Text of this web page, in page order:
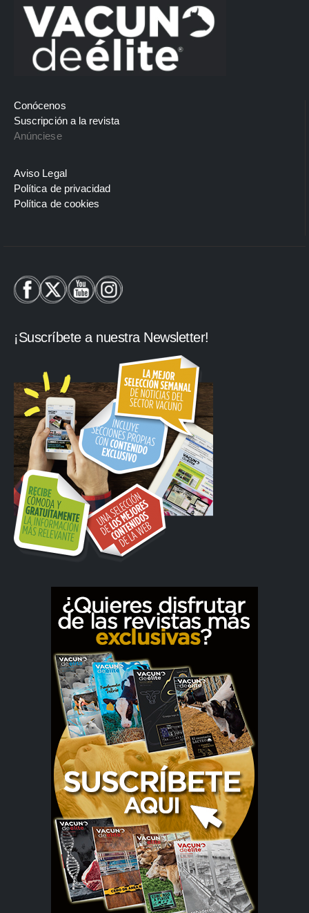
Conócenos
Suscripción a la revista
Anúnciese
Aviso Legal
Política de privacidad
Política de cookies
¡Suscríbete a nuestra Newsletter!